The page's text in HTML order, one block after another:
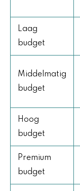
Laag
budget
Middelmatig
budget
Hoog
budget
Premium
budget